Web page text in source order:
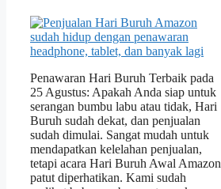
Penawaran Hari Buruh Terbaik pada
25 Agustus: Apakah Anda siap untuk
serangan bumbu labu atau tidak, Hari
Buruh sudah dekat, dan penjualan
sudah dimulai. Sangat mudah untuk
mendapatkan kelelahan penjualan,
tetapi acara Hari Buruh Awal Amazon
patut diperhatikan. Kami sudah